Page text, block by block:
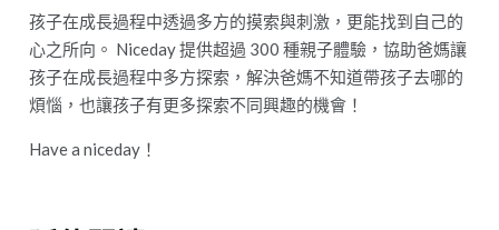
孩子在成長過程中透過多方的摸索與刺激，更能找到自己的
心之所向。 Niceday 提供超過 300 種親子體驗，協助爸媽讓
孩子在成長過程中多方探索，解決爸媽不知道帶孩子去哪的
煩惱，也讓孩子有更多探索不同興趣的機會！
Have a niceday！